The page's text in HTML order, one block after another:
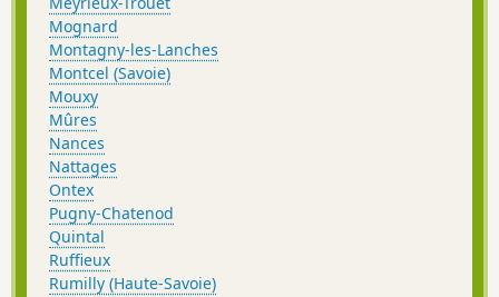
Mognard
Montagny-les-Lanches
Montcel (Savoie)
Mouxy
Mûres
Nances
Nattages
Ontex
Pugny-Chatenod
Quintal
Ruffieux
Rumilly (Haute-Savoie)